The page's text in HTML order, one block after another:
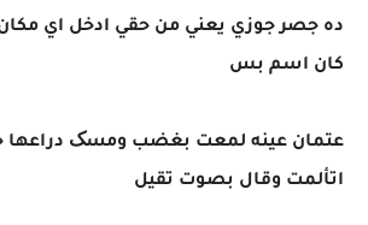
ده جصر جوزي يعني من حقي ادخل اي مكان
كان اسم بس
عتمان عينه لمعت بغضب ومسک دراعها
اتألمت وقال بصوت تقيل